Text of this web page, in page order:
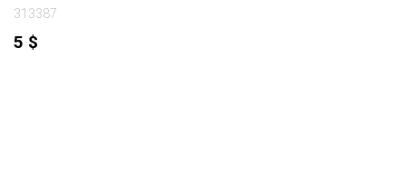
313387
5 $